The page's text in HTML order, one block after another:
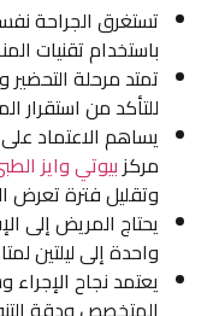
باستخدام تقنيات
للتأكد من استقرار
يساهم الاعتماد
مركز بيوتي وايز
وتقليل فترة تعرض
يحتاج المريض إلى
واحدة إلى ليلتين
يعتمد نجاح